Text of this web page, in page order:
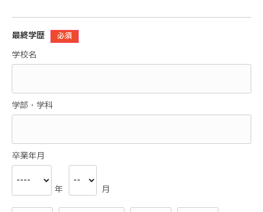
最終学歴 必須
学校名
学部・学科
卒業年月
年 月